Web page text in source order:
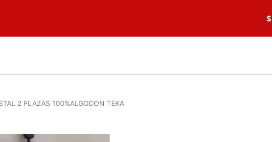
$
2 PLAZAS 100%ALGODON TEKA